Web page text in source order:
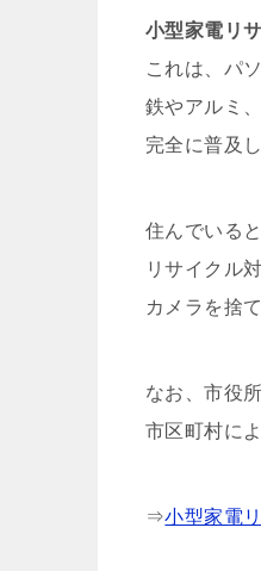
小型家電リ
これは、パ
鉄やアルミ
完全に普及
住んでいる
リサイクル
カメラを捨
なお、市役
市区町村に
⇒小型家電